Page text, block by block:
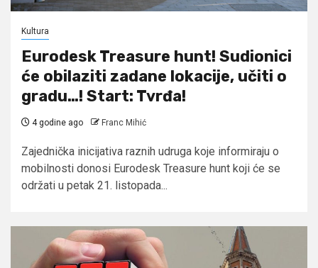
Kultura
Eurodesk Treasure hunt! Sudionici
će obilaziti zadane lokacije, učiti o
gradu…! Start: Tvrđa!
4 godine ago Franc Mihić
Zajednička inicijativa raznih udruga koje informiraju o
mobilnosti donosi Eurodesk Treasure hunt koji će se
održati u petak 21. listopada...